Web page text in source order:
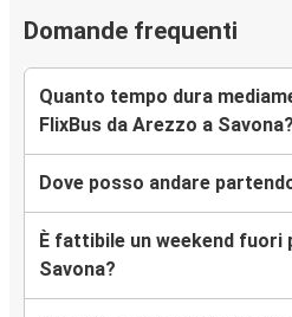
Domande frequenti
Quanto tempo dura
FlixBus da Arezzo a Savona?
Dove posso andare
È fattibile un weekend fuori
Savona?